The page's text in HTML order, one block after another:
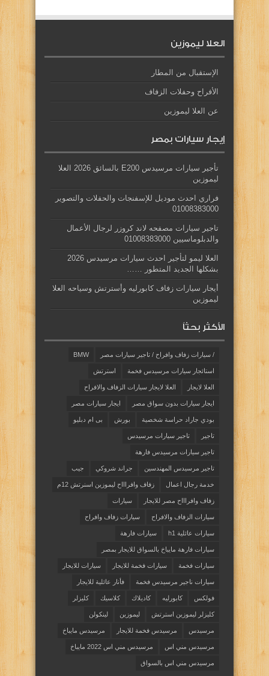
العلا ليموزين
الإستقبال من المطار
الأفراح وحفلات الزفاف
عن العلا ليموزين
إيجار سيارات بمصر
تأجير سيارات مرسيدس E200 بالسائق 2026 العلا
ليموزين
فراري احدث موديل للإسفنجات والحفلات والتصوير
01008383000
تاجير سيارات مصفحه لاند كروزر لرجال الأعمال
والدبلوماسيين 01008383000
العلا ليمو لتأجير احدث سيارات مرسيدس 2026
بشكلها الجديد المتطور ……
أيجار سيارات زفاف كابورليه وأسترتش وسياحه العلا
ليموزين
الأكثر بحثاً
/ سيارات زفاف وافراح / تاجير سيارات مصر BMW
استائجار سيارات مرسيدس فخمة استرتش
العلا لايجار العلا لايجار سيارات الزفاف والافراح
ايجار سيارات بدون سواق مصر ايجار سيارات مصر
بودي جاراد حراسة شخصية بورش بى ام دبليو
تاجير تاجير سيارات مرسيدس
تاجير سيارات مرسيدس فارهة
تاجير مرسيدس المهندسين جراند شروكي جيب
خدمة رجال اعمال زفاف وافراااح ليموزين اسنرتش 12م
زفاف وافراااح مصر للايجار سيارات
سيارات الزفاف والافراح سيارات زفاف وافراح
سيارات عائلية h1 سيارات فارهة
سيارات فارهة مايباخ بالسواق للايجار بمصر
سيارات فخمة سيارات فخمة للايجار سيارات للايجار
سيارات ناجير مرسيدس فخمة فأنار عائلية للايجار
فولكس كابورليه كاديلاك كلاسيك كليزلر
كليزلر ليموزين استرتش ليموزين لينكولن
مرسيدس مرسيدس فخمة للايجار مرسيدس مايباخ
مرسيدس مني اس مرسيدس مني اس 2022 مايباخ
مرسيدس مني اس بالسواق